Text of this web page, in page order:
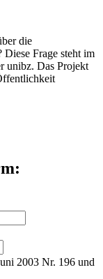
die
Frage steht im
unibz. Das Projekt
2003 Nr. 196 und